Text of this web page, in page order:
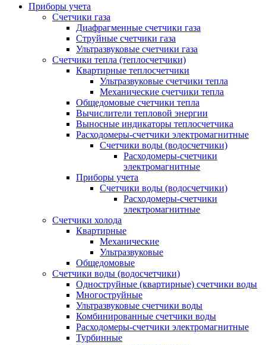
Приборы учета
Счетчики газа
Диафрагменные счетчики газа
Струйные счетчики газа
Ультразвуковые счетчики газа
Счетчики тепла (теплосчетчики)
Квартирные теплосчетчики
Ультразвуковые счетчики тепла
Механические счетчики тепла
Общедомовые счетчики тепла
Вычислители тепловой энергии
Выносные индикаторы теплосчетчика
Расходомеры-счетчики электромагнитные
Счетчики воды (водосчетчики)
Расходомеры-счетчики
электромагнитные
Приборы учета
Счетчики воды (водосчетчики)
Расходомеры-счетчики
электромагнитные
Счетчики холода
Квартирные
Механические
Ультразвуковые
Общедомовые
Счетчики воды (водосчетчики)
Одноструйные (квартирные) счетчики воды
Многоструйные
Ультразвуковые счетчики воды
Комбинированные счетчики воды
Расходомеры-счетчики электромагнитные
Турбинные